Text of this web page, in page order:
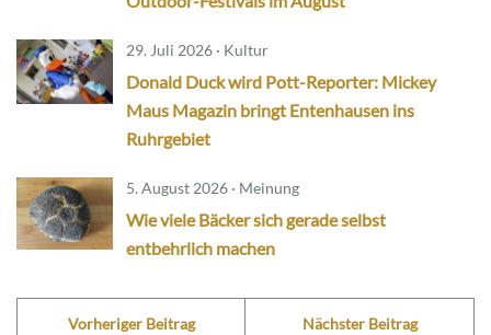
29. Juli 2026 · Kultur
Donald Duck wird Pott-Reporter: Mickey
Maus Magazin bringt Entenhausen ins
Ruhrgebiet
5. August 2026 · Meinung
Wie viele Bäcker sich gerade selbst
entbehrlich machen
Vorheriger Beitrag Nächster Beitrag